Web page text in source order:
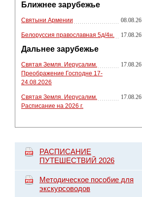
Ближнее зарубежье
Святыни Армении 08.08.26
Белоруссия православная 5д/4н. 17.08.26
Дальнее зарубежье
Святая Земля. Иерусалим.
Преображение Господне 17-
24.08.2026
17.08.26
Святая Земля. Иерусалим.
Расписание на 2026 г.
17.08.26
РАСПИСАНИЕ
ПУТЕШЕСТВИЙ 2026
Методическое пособие для
экскурсоводов